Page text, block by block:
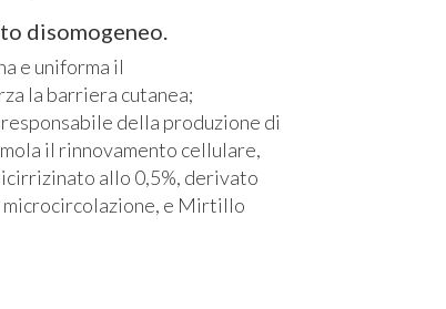
disomogeneo.
e uniforma il
la barriera cutanea;
della produzione di
il rinnovamento cellulare,
allo 0,5%, derivato
microcircolazione, e Mirtillo